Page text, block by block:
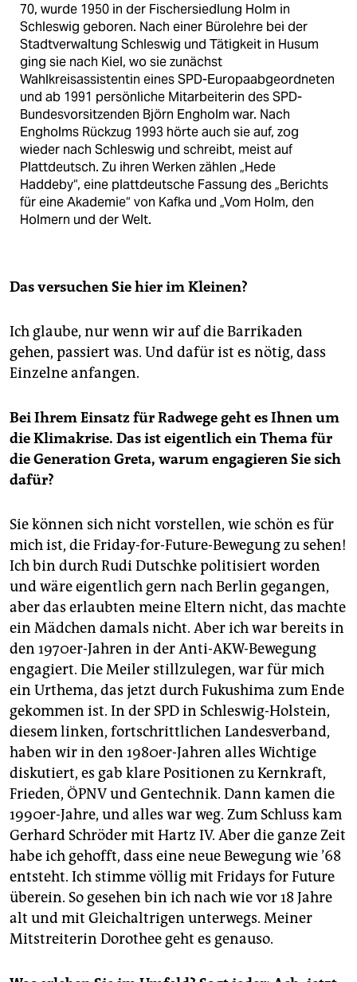
70, wurde 1950 in der Fischersiedlung Holm in
Schleswig geboren. Nach einer Bürolehre bei der
Stadtverwaltung Schleswig und Tätigkeit in Husum
ging sie nach Kiel, wo sie zunächst
Wahlkreisassistentin eines SPD-Europaabgeordneten
und ab 1991 persönliche Mitarbeiterin des SPD-
Bundesvorsitzenden Björn Engholm war. Nach
Engholms Rückzug 1993 hörte auch sie auf, zog
wieder nach Schleswig und schreibt, meist auf
Plattdeutsch. Zu ihren Werken zählen „Hede
Haddeby“, eine plattdeutsche Fassung des „Berichts
für eine Akademie“ von Kafka und „Vom Holm, den
Holmern und der Welt.
Das versuchen Sie hier im Kleinen?
Ich glaube, nur wenn wir auf die Barrikaden
gehen, passiert was. Und dafür ist es nötig, dass
Einzelne anfangen.
Bei Ihrem Einsatz für Radwege geht es Ihnen um
die Klimakrise. Das ist eigentlich ein Thema für
die Generation Greta, warum engagieren Sie sich
dafür?
Sie können sich nicht vorstellen, wie schön es für
mich ist, die Friday-for-Future-Bewegung zu sehen!
Ich bin durch Rudi Dutschke politisiert worden
und wäre eigentlich gern nach Berlin gegangen,
aber das erlaubten meine Eltern nicht, das machte
ein Mädchen damals nicht. Aber ich war bereits in
den 1970er-Jahren in der Anti-AKW-Bewegung
engagiert. Die Meiler stillzulegen, war für mich
ein Urthema, das jetzt durch Fukushima zum Ende
gekommen ist. In der SPD in Schleswig-Holstein,
diesem linken, fortschrittlichen Landesverband,
haben wir in den 1980er-Jahren alles Wichtige
diskutiert, es gab klare Positionen zu Kernkraft,
Frieden, ÖPNV und Gentechnik. Dann kamen die
1990er-Jahre, und alles war weg. Zum Schluss kam
Gerhard Schröder mit Hartz IV. Aber die ganze Zeit
habe ich gehofft, dass eine neue Bewegung wie ’68
entsteht. Ich stimme völlig mit Fridays for Future
überein. So gesehen bin ich nach wie vor 18 Jahre
alt und mit Gleichaltrigen unterwegs. Meiner
Mitstreiterin Dorothee geht es genauso.